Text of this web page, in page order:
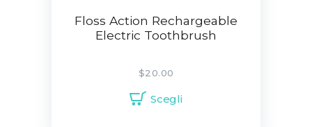
Floss Action Rechargeable
Electric Toothbrush
$20.00
Scegli